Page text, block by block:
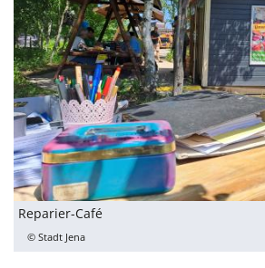
Reparier-Café
© Stadt Jena